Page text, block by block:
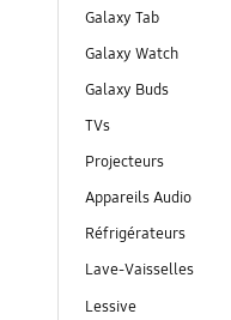
Galaxy Tab
Galaxy Watch
Galaxy Buds
TVs
Projecteurs
Appareils Audio
Réfrigérateurs
Lave-Vaisselles
Lessive